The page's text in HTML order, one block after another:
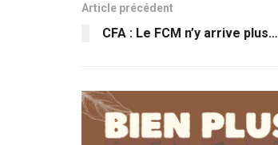
Article précédent
CFA : Le FCM n’y arrive plus…